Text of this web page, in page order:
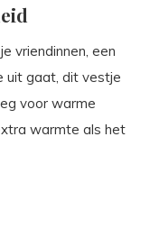
vriendinnen, een
uit gaat, dit vestje
voor warme
warmte als het